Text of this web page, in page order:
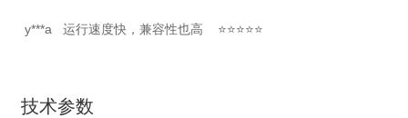
y***a 运行速度快，兼容性也高 ⭐⭐⭐⭐⭐
技术参数